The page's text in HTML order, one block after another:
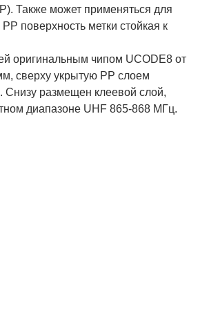
Также может применяться для
поверхность метки стойкая к
оригинальным чипом UCODE8 от
сверху укрытую PP слоем
размещен клеевой слой,
диапазоне UHF 865-868 МГц.